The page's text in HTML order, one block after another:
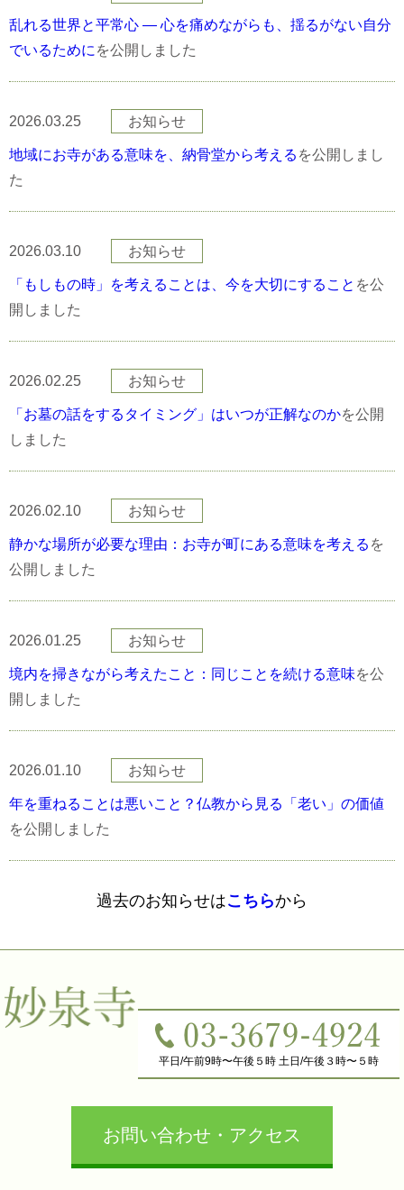
乱れる世界と平常心 — 心を痛めながらも、揺るがない自分
でいるために を公開しました
2026.03.25 お知らせ
地域にお寺がある意味を、納骨堂から考える を公開しまし
た
2026.03.10 お知らせ
「もしもの時」を考えることは、今を大切にすること を公
開しました
2026.02.25 お知らせ
「お墓の話をするタイミング」はいつが正解なのかを公開
しました
2026.02.10 お知らせ
静かな場所が必要な理由：お寺が町にある意味を考える を
公開しました
2026.01.25 お知らせ
境内を掃きながら考えたこと：同じことを続ける意味を公
開しました
2026.01.10 お知らせ
年を重ねることは悪いこと？仏教から見る「老い」の価値
を公開しました
過去のお知らせはこちらから
平日/午前9時〜午後５時 土日/午後３時〜５時
お問い合わせ・アクセス